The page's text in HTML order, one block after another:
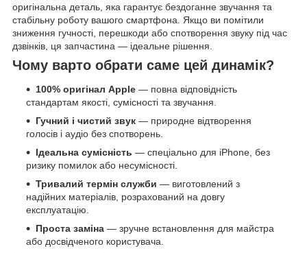
оригінальна деталь, яка гарантує бездоганне звучання та
стабільну роботу вашого смартфона. Якщо ви помітили
зниження гучності, перешкоди або спотворення звуку під час
дзвінків, ця запчастина — ідеальне рішення.
Чому варто обрати саме цей динамік?
100% оригінал Apple — повна відповідність
стандартам якості, сумісності та звучання.
Гучний і чистий звук — природне відтворення
голосів і аудіо без спотворень.
Ідеальна сумісність — спеціально для iPhone, без
ризику помилок або несумісності.
Тривалий термін служби — виготовлений з
надійних матеріалів, розрахований на довгу
експлуатацію.
Проста заміна — зручне встановлення для майстра
або досвідченого користувача.